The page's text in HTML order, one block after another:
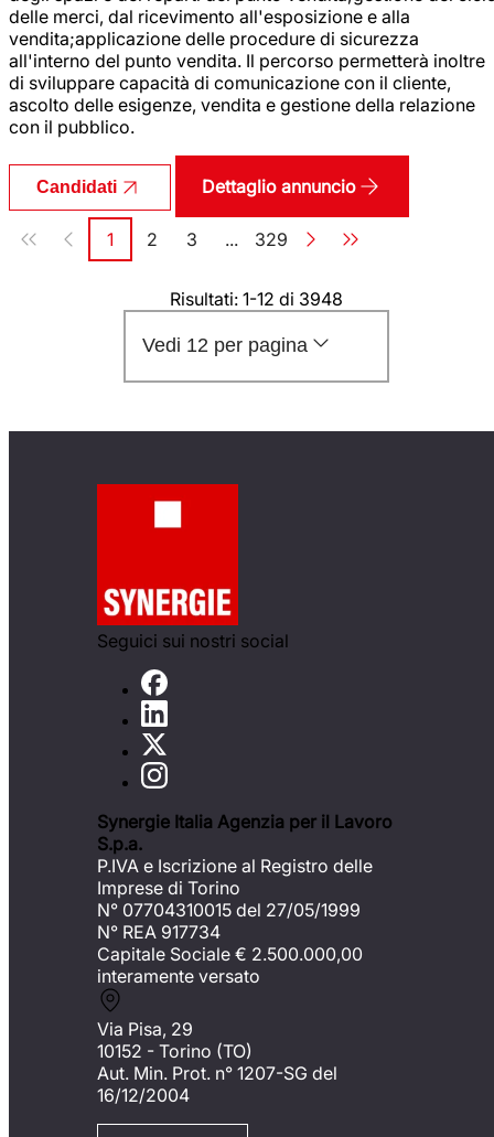
delle merci, dal ricevimento all'esposizione e alla
vendita;applicazione delle procedure di sicurezza
all'interno del punto vendita. Il percorso permetterà inoltre
di sviluppare capacità di comunicazione con il cliente,
ascolto delle esigenze, vendita e gestione della relazione
con il pubblico.
Candidati Dettaglio annuncio
Paginazione
Pagina
1 Pagina
2 Pagina
3 ... Pagina
329
Risultati: 1-12 di 3948
Vedi 12 per pagina
Seguici sui nostri social
Synergie Italia Agenzia per il Lavoro
S.p.a.
P.IVA e Iscrizione al Registro delle
Imprese di Torino
N° 07704310015 del 27/05/1999
N° REA 917734
Capitale Sociale € 2.500.000,00
interamente versato
Via Pisa, 29
10152 - Torino (TO)
Aut. Min. Prot. n° 1207-SG del
16/12/2004